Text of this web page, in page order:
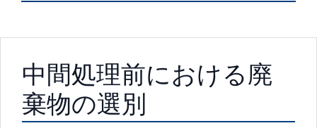
中間処理前における廃
棄物の選別